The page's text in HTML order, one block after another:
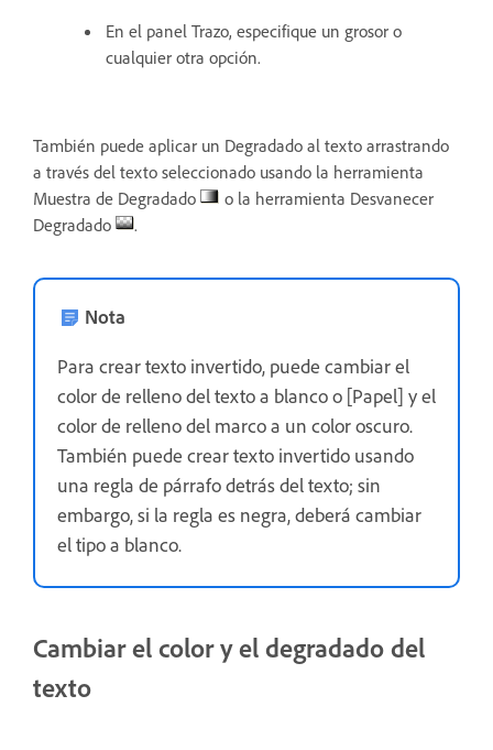
En el panel Trazo, especifique un grosor o
cualquier otra opción.
También puede aplicar un Degradado al texto arrastrando
a través del texto seleccionado usando la herramienta
Muestra de Degradado
o la herramienta Desvanecer
Degradado
.
Nota
Para crear texto invertido, puede cambiar el
color de relleno del texto a blanco o [Papel] y el
color de relleno del marco a un color oscuro.
También puede crear texto invertido usando
una regla de párrafo detrás del texto; sin
embargo, si la regla es negra, deberá cambiar
el tipo a blanco.
Cambiar el color y el degradado del
texto